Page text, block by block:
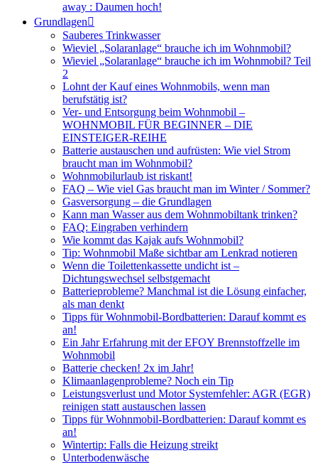
away : Daumen hoch!
Grundlagen
Sauberes Trinkwasser
Wieviel „Solaranlage“ brauche ich im Wohnmobil?
Wieviel „Solaranlage“ brauche ich im Wohnmobil? Teil
2
Lohnt der Kauf eines Wohnmobils, wenn man
berufstätig ist?
Ver- und Entsorgung beim Wohnmobil –
WOHNMOBIL FÜR BEGINNER – DIE
EINSTEIGER-REIHE
Batterie austauschen und aufrüsten: Wie viel Strom
braucht man im Wohnmobil?
Wohnmobilurlaub ist riskant!
FAQ – Wie viel Gas braucht man im Winter / Sommer?
Gasversorgung – die Grundlagen
Kann man Wasser aus dem Wohnmobiltank trinken?
FAQ: Eingraben verhindern
Wie kommt das Kajak aufs Wohnmobil?
Tip: Wohnmobil Maße sichtbar am Lenkrad notieren
Wenn die Toilettenkassette undicht ist –
Dichtungswechsel selbstgemacht
Batterieprobleme? Manchmal ist die Lösung einfacher,
als man denkt
Tipps für Wohnmobil-Bordbatterien: Darauf kommt es
an!
Ein Jahr Erfahrung mit der EFOY Brennstoffzelle im
Wohnmobil
Batterie checken! 2x im Jahr!
Klimaanlagenprobleme? Noch ein Tip
Leistungsverlust und Motor Systemfehler: AGR (EGR)
reinigen statt austauschen lassen
Tipps für Wohnmobil-Bordbatterien: Darauf kommt es
an!
Wintertip: Falls die Heizung streikt
Unterbodenwäsche